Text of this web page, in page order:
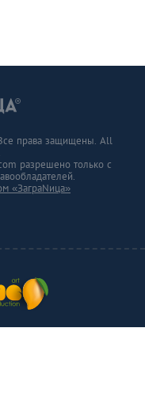
права защищены. All
разрешено только с
«ЗаграNица»